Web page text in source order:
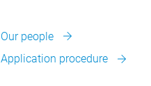
Our people
Application procedure